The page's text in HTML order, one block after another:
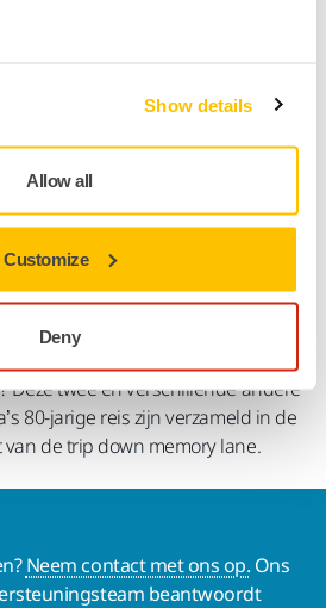
Show details
Allow all
Customize
Deny
successen en het is een
in korte tijd te vertellen, maar we
Wist u dat Abralon® bijna 30 jaar
Deze twee en verschillende andere
80-jarige reis zijn verzameld in de
de trip down memory lane.
Neem contact met ons op. Ons
beantwoordt